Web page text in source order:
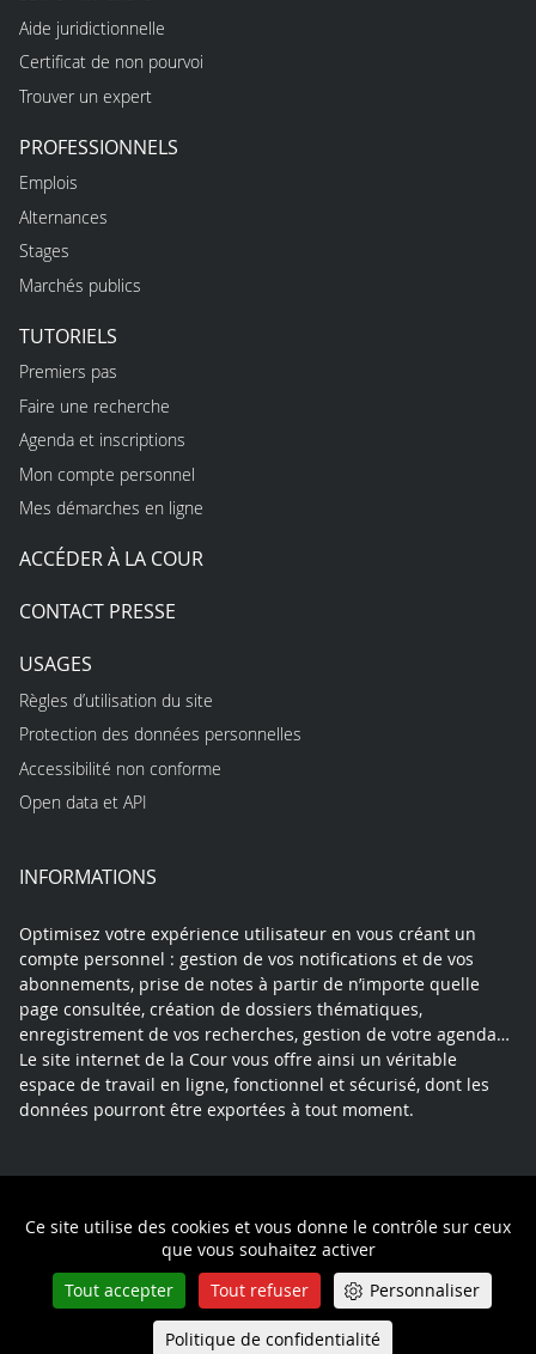
Ce site utilise des cookies et vous donne le contrôle sur ceux
que vous souhaitez activer
Tout accepter
Tout refuser Personnaliser
Politique de confidentialité
Aide juridictionnelle
Certificat de non pourvoi
Trouver un expert
PROFESSIONNELS
Emplois
Alternances
Stages
Marchés publics
TUTORIELS
Premiers pas
Faire une recherche
Agenda et inscriptions
Mon compte personnel
Mes démarches en ligne
ACCÉDER À LA COUR
CONTACT PRESSE
USAGES
Règles d’utilisation du site
Protection des données personnelles
Accessibilité non conforme
Open data et API
INFORMATIONS
Optimisez votre expérience utilisateur en vous créant un
compte personnel : gestion de vos notifications et de vos
abonnements, prise de notes à partir de n’importe quelle
page consultée, création de dossiers thématiques,
enregistrement de vos recherches, gestion de votre agenda…
Le site internet de la Cour vous offre ainsi un véritable
espace de travail en ligne, fonctionnel et sécurisé, dont les
données pourront être exportées à tout moment.
Politique de confidentialité
Queue-Fair